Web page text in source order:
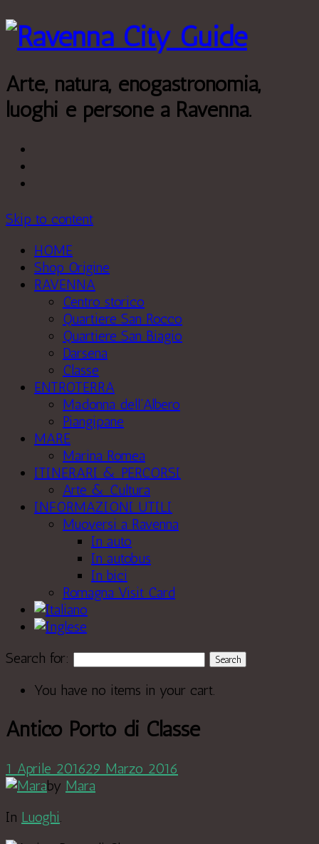
Arte, natura, enogastronomia,
luoghi e persone a Ravenna.
Skip to content
HOME
Shop Origine
RAVENNA
Centro storico
Quartiere San Rocco
Quartiere San Biagio
Darsena
Classe
ENTROTERRA
Madonna dell’Albero
Piangipane
MARE
Marina Romea
ITINERARI & PERCORSI
Arte & Cultura
INFORMAZIONI UTILI
Muoversi a Ravenna
In auto
In autobus
In bici
Romagna Visit Card
Search for:
You have no items in your cart.
Antico Porto di Classe
1 Aprile 201629 Marzo 2016
by Mara
In Luoghi.